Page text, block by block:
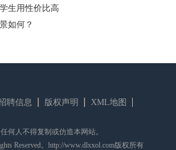
生用性价比高
如何？
聘信息 版权声明
XML地图
何人不得复制或仿造本网站。
Reserved。http://www.dlxxol.com版权所有